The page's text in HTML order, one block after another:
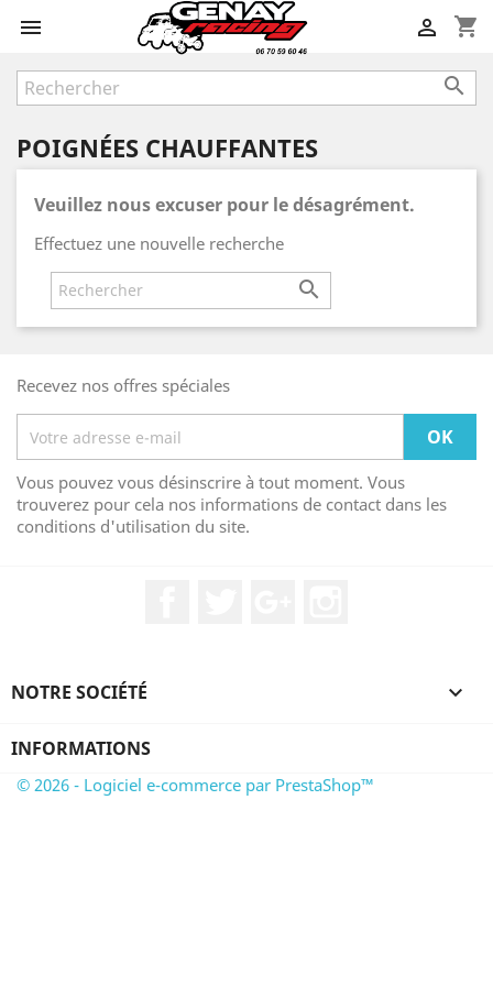
 shopping_cart


POIGNÉES CHAUFFANTES
Veuillez nous excuser pour le désagrément.
Effectuez une nouvelle recherche

Recevez nos offres spéciales
Vous pouvez vous désinscrire à tout moment. Vous
trouverez pour cela nos informations de contact dans les
conditions d'utilisation du site.
NOTRE SOCIÉTÉ 
INFORMATIONS
© 2026 - Logiciel e-commerce par PrestaShop™